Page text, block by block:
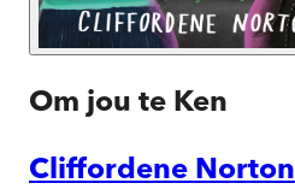
Om jou te Ken
Cliffordene Norton